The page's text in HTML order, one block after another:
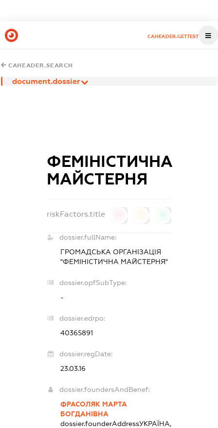
CAHEADER.GETTEST
CAHEADER.SEARCH
document.dossier
ФЕМІНІСТИЧНА
МАЙСТЕРНЯ
riskFactors.title
dossier.fullName:
ГРОМАДСЬКА ОРГАНІЗАЦІЯ
"ФЕМІНІСТИЧНА МАЙСТЕРНЯ"
dossier.opfSubType:
-
dossier.edrpo:
40365891
dossier.regDate:
23.03.16
dossier.foundersAndBenef:
ФРАСОЛЯК МАРТА
БОГДАНІВНА
dossier.founderAddressУКРАЇНА,